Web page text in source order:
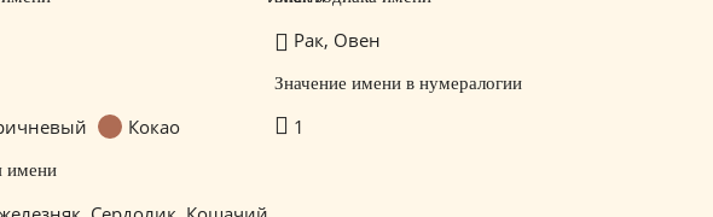
Рак, Овен
Кокао
Значение имени в нумералогии
1
имени